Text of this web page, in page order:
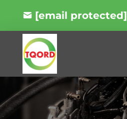
[email protected]